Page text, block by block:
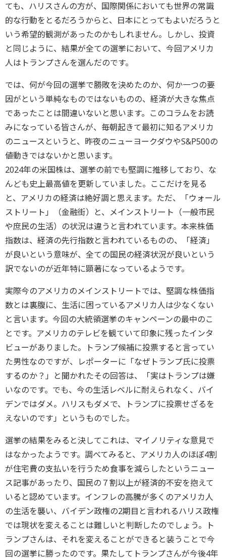
ても、ハリスさんの方が、国際関係においても世界の常識
的な行動をとるだろうからと、日本にとってもよいだろうと
いう希望的観測があったのかもしれません。しかし、投資
と同じように、結果が全ての選挙において、今回アメリカ
人はトランプさんを選んだのです。
では、何が今回の選挙で勝敗を決めたのか、何か一つの要
因がという単純なものではないものの、経済が大きな焦点
であったことは間違いないと思います。このコラムをお読
みになっている皆さんが、毎朝起きて最初に知るアメリカ
のニュースというと、昨夜のニューヨークダウやS&P500の
値動きではないかと思います。
2024年の米国株は、選挙の前でも堅調に推移しており、な
んども史上最高値を更新していました。ここだけを見る
と、アメリカの経済は絶好調と思えます。ただ、「ウォール
ストリート」（金融街）と、メインストリート（一般市民
や庶民の生活）の状況は違うと言われています。本来株価
指数は、経済の先行指数と言われているものの、「経済」
が良いという意味が、全ての国民の経済状況が良いという
訳でないのが近年特に顕著になっているようです。
実際今のアメリカのメインストリートでは、堅調な株価指
数とは裏腹に、生活に困っているアメリカ人は少なくない
と言います。今回の大統領選挙のキャンペーンの最中のこ
とです。アメリカのテレビを観ていて印象に残ったインタ
ビューがありました。トランプ候補に投票すると言ってい
た男性なのですが、レポーターに「なぜトランプ氏に投票
するのか？」と聞かれたその回答は、「実はトランプは嫌
いなのです。でも、今の生活レベルに耐えられなく、バイ
デンではダメ。ハリスもダメで、トランプに投票せざるを
えないのです」というものでした。
選挙の結果をみると決してこれは、マイノリティな意見で
はなかったようです。調べてみると、アメリカ人のほぼ4割
が住宅費の支払いを行うため食事を減らしたというニュー
ス記事があったり、国民の７割以上が経済的不安を抱えて
いると認めています。インフレの高騰が多くのアメリカ人
の生活を襲い、バイデン政権の2期目と言われるハリス政権
では現状を変えることは難しいと判断したのでしょう。ト
ランプさんは、それを変えることができると装うことで今
回の選挙に勝ったのです。果たしてトランプさんが今後4年